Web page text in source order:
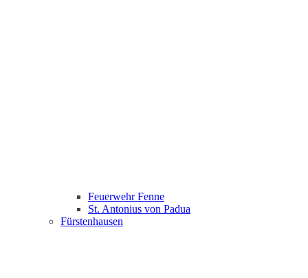
Feuerwehr Fenne
St. Antonius von Padua
Fürstenhausen